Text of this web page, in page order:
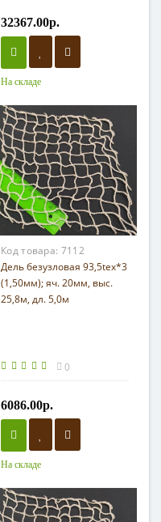
32367.00р.
На складе
Код товара: 7112
Дель безузловая 93,5tex*3
(1,50мм); яч. 20мм, выс.
25,8м, дл. 5,0м
0
6086.00р.
На складе